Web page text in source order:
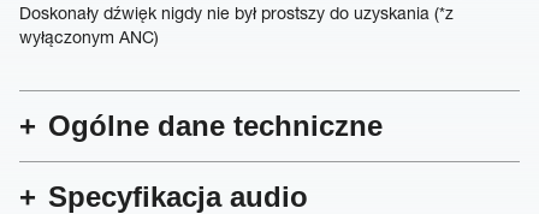
Doskonały dźwięk nigdy nie był prostszy do uzyskania (*z
wyłączonym ANC)
Ogólne dane techniczne
Specyfikacja audio